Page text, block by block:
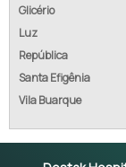
Glicério
Luz
República
Santa Efigênia
Vila Buarque